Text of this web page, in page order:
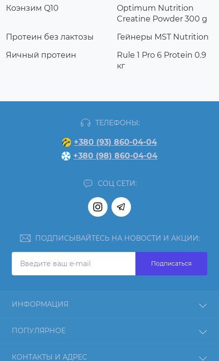
Коэнзим Q10
Optimum Nutrition
Creatine Powder 300 g
Протеин без лактозы
Гейнеры MST Nutrition
Яичный протеин
Rule 1 Pro 6 Protein 0.9
кг
ТЕЛЕФОНЫ:
+380 (93) 860-04-04
+380 (98) 860-04-04
СОЦ СЕТИ:
ПОДПИСЫВАЙТЕСЬ НА НОВОСТИ И АКЦИИ:
Подписаться
ИНФОРМАЦИЯ
О нас
Оплата и доставка
ПОПУЛЯРНОЕ
КОНТАКТЫ И АДРЕС